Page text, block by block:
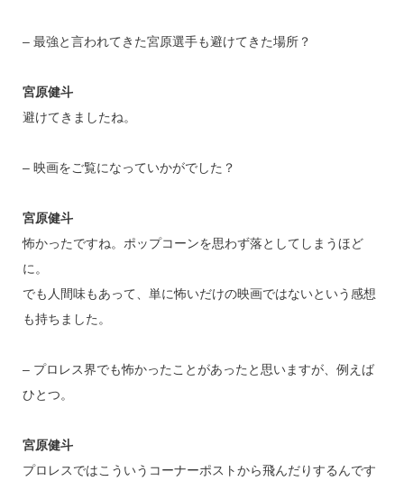
– 最強と言われてきた宮原選手も避けてきた場所？
宮原健斗
避けてきましたね。
– 映画をご覧になっていかがでした？
宮原健斗
怖かったですね。ポップコーンを思わず落としてしまうほど
に。
でも人間味もあって、単に怖いだけの映画ではないという感想
も持ちました。
– プロレス界でも怖かったことがあったと思いますが、例えば
ひとつ。
宮原健斗
プロレスではこういうコーナーポストから飛んだりするんです